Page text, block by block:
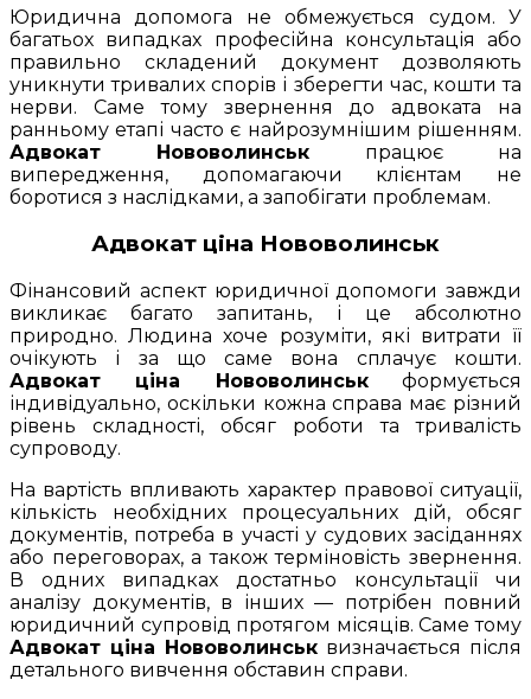
Юридична допомога не обмежується судом. У
багатьох випадках професійна консультація або
правильно складений документ дозволяють
уникнути тривалих спорів і зберегти час, кошти та
нерви. Саме тому звернення до адвоката на
ранньому етапі часто є найрозумнішим рішенням.
Адвокат Нововолинськ працює на
випередження, допомагаючи клієнтам не
боротися з наслідками, а запобігати проблемам.
Адвокат ціна Нововолинськ
Фінансовий аспект юридичної допомоги завжди
викликає багато запитань, і це абсолютно
природно. Людина хоче розуміти, які витрати її
очікують і за що саме вона сплачує кошти.
Адвокат ціна Нововолинськформується
індивідуально, оскільки кожна справа має різний
рівень складності, обсяг роботи та тривалість
супроводу.
На вартість впливають характер правової ситуації,
кількість необхідних процесуальних дій, обсяг
документів, потреба в участі у судових засіданнях
або переговорах, а також терміновість звернення.
В одних випадках достатньо консультації чи
аналізу документів, в інших — потрібен повний
юридичний супровід протягом місяців. Саме тому
Адвокат ціна Нововолинськ визначається після
детального вивчення обставин справи.